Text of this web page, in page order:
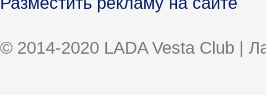
© 2014-2020 LADA Vesta Club |